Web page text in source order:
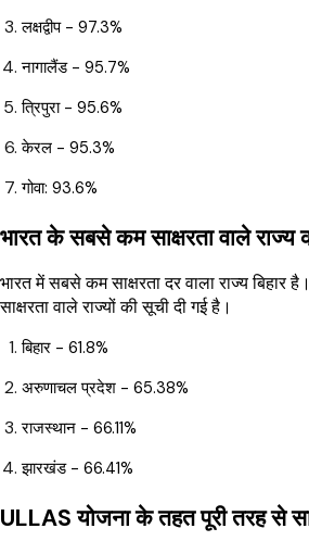
लक्षद्वीप - 97.3%
नागालैंड - 95.7%
त्रिपुरा - 95.6%
केरल - 95.3%
गोवा: 93.6%
भारत के सबसे कम साक्षरता वाले राज्य
भारत में सबसे कम साक्षरता दर वाला राज्य
साक्षरता वाले राज्यों की सूची दी गई है।
बिहार - 61.8%
अरुणाचल प्रदेश - 65.38%
राजस्थान - 66.11%
झारखंड - 66.41%
ULLAS योजना के तहत पूरी तरह से